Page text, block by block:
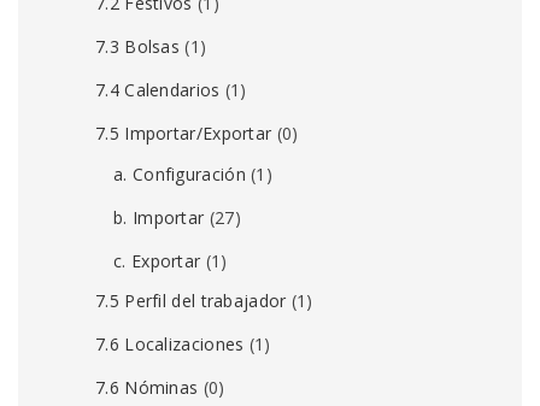
7.3 Bolsas (1)
7.4 Calendarios (1)
7.5 Importar/Exportar (0)
a. Configuración (1)
b. Importar (27)
c. Exportar (1)
7.5 Perfil del trabajador (1)
7.6 Localizaciones (1)
7.6 Nóminas (0)